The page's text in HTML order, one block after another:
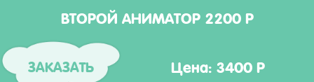
ВТОРОЙ АНИМАТОР 2200 Р
ЗАКАЗАТЬ Цена: 3400 Р